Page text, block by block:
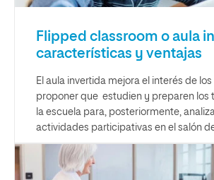
Flipped classroom o aula
características y ventajas
El aula invertida mejora el interés de los
proponer que estudien y preparen los
la escuela para, posteriormente,
actividades participativas en el salón